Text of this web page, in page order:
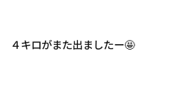
４キロがまた出ましたー🤩